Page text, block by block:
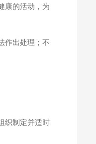
康的活动，为
作出处理；不
织制定并适时